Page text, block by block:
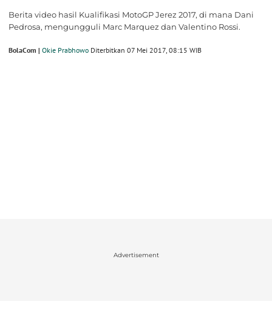
Berita video hasil Kualifikasi MotoGP Jerez 2017, di mana Dani
Pedrosa, mengungguli Marc Marquez dan Valentino Rossi.
BolaCom | Okie Prabhowo Diterbitkan 07 Mei 2017, 08:15 WIB
Advertisement